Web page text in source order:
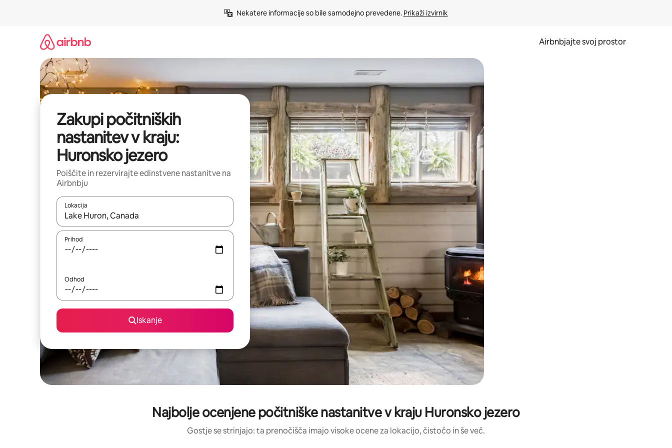
Nekatere informacije so bile samodejno prevedene. Prikaži izvirnik
Airbnbjajte svoj prostor
Zakupi počitniških
nastanitev v kraju:
Huronsko jezero
Poiščite in rezervirajte edinstvene nastanitve na
Airbnbju
Lokacija
Ko so rezultati na voljo, krmarite s puščičnima tipkama gor in dol ali pa raziskujte z dotikom ali podrsljajem.
Prihod
Odhod
Iskanje
Najbolje ocenjene počitniške nastanitve v kraju Huronsko jezero
Gostje se strinjajo: ta prenočišča imajo visoke ocene za lokacijo, čistočo in še več.